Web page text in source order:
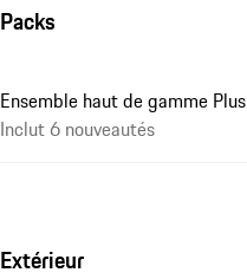
Packs
Ensemble haut de gamme Plus
Inclut 6 nouveautés
Extérieur